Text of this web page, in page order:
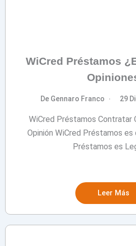
WiCred Préstamos
De Gennaro Franco 29
WiCred Préstamos Contratar
Opinión WiCred Préstamos es
Préstamos es
Leer Más